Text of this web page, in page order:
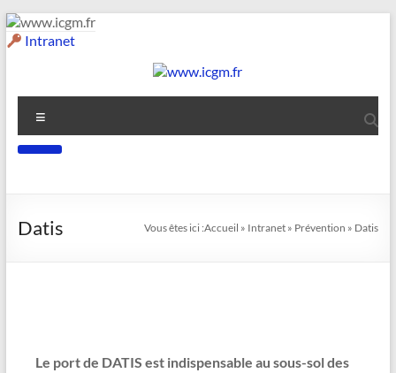
Intranet
Datis Vous êtes ici :Accueil » Intranet » Prévention » Datis
Le port de DATIS est indispensable au sous-sol des